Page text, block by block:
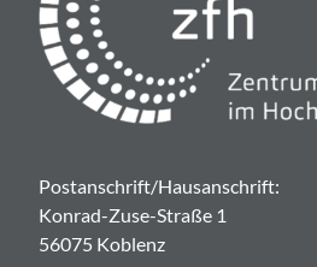
Postanschrift/Hausanschrift:
Konrad-Zuse-Straße 1
56075 Koblenz